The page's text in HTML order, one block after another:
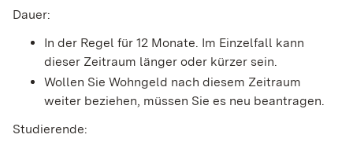
Dauer:
In der Regel für 12 Monate. Im Einzelfall kann
dieser Zeitraum länger oder kürzer sein.
Wollen Sie Wohngeld nach diesem Zeitraum
weiter beziehen, müssen Sie es neu beantragen.
Studierende: